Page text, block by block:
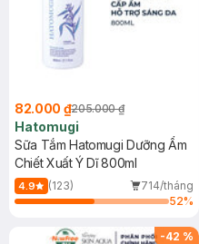
82.000 ₫205.000 ₫
Hatomugi
Sữa Tắm Hatomugi Dưỡng Ẩm
Chiết Xuất Ý Dĩ 800ml
4.9 (123)
714/tháng
52%
-42 %